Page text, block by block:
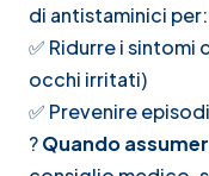
di antistaminici per:
✅ Ridurre i sintomi
occhi irritati)
✅ Prevenire
?Quando